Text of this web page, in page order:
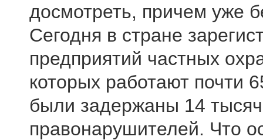
досмотреть, причем уже
Сегодня в стране
предприятий частных
которых работают почти
были задержаны 14
правонарушителей. Что